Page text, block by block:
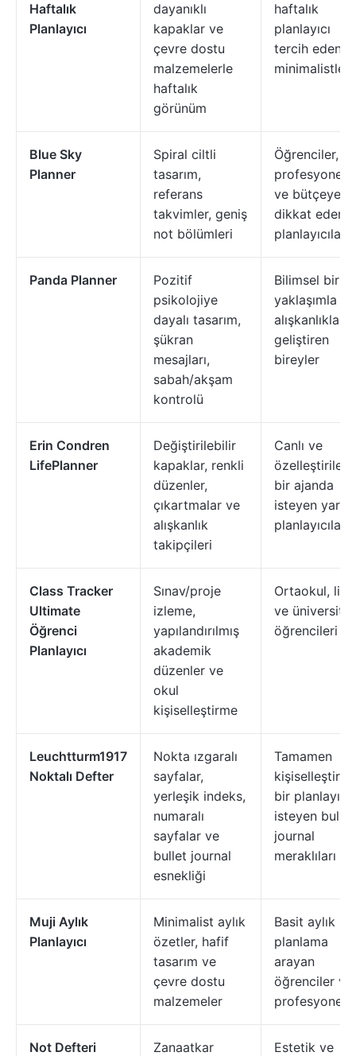
Haftalık
Planlayıcı
dayanıklı
kapaklar ve
çevre dostu
malzemelerle
haftalık
görünüm
haftalık
planlayıcı
tercih eden
minimalistler
Blue Sky
Planner
Spiral ciltli
tasarım,
referans
takvimler, geniş
not bölümleri
Öğrenciler,
ve bütçeye
dikkat eden
planlayıcılar
Panda Planner
Pozitif
psikolojiye
dayalı tasarım,
şükran
mesajları,
sabah/akşam
kontrolü
Bilimsel bir
yaklaşımla
alışkanlıklar
geliştiren
bireyler
Erin Condren
LifePlanner
Değiştirilebilir
kapaklar, renkli
düzenler,
çıkartmalar ve
alışkanlık
takipçileri
Canlı ve
bir ajanda
isteyen
planlayıcılar
Class Tracker
Ultimate
Öğrenci
Planlayıcı
Sınav/proje
izleme,
yapılandırılmış
akademik
düzenler ve
okul
kişiselleştirme
Ortaokul, lise
ve üniversite
öğrencileri
Leuchtturm1917
Noktalı Defter
Nokta ızgaralı
sayfalar,
yerleşik indeks,
numaralı
sayfalar ve
bullet journal
esnekliği
Tamamen
bir planlayıcı
isteyen bullet
journal
meraklıları
Muji Aylık
Planlayıcı
Minimalist aylık
özetler, hafif
tasarım ve
çevre dostu
malzemeler
Basit aylık
planlama
arayan
öğrenciler ve
Not Defteri
Zanaatkar
Estetik ve